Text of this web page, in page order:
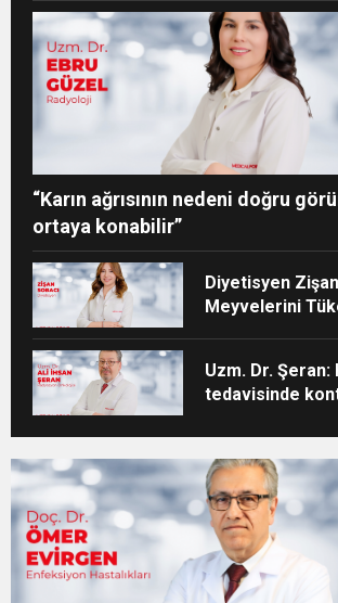
“Karın ağrısının nedeni doğru
ortaya konabilir”
Diyetisyen
Meyvelerini
Uzm. Dr. Şeran:
tedavisinde